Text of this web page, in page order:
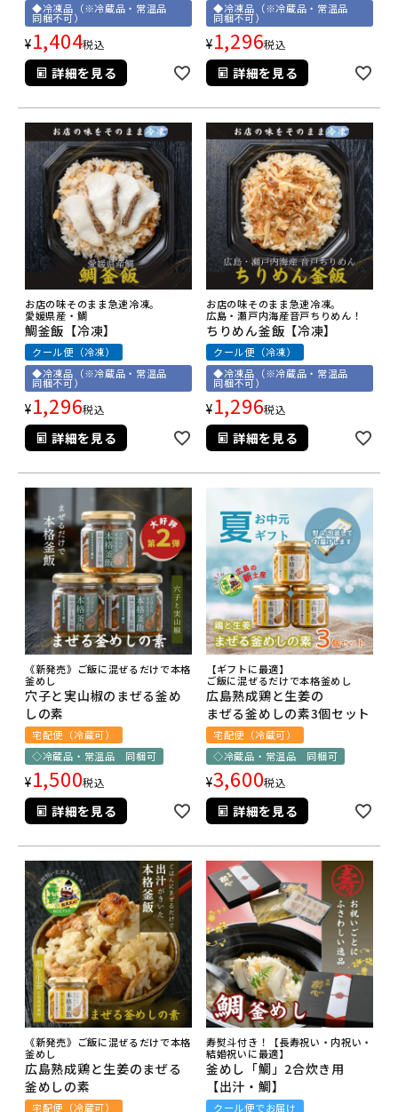
◆冷凍品（※冷蔵品・常温品
同梱不可）
¥1,404税込
詳細を見る
◆冷凍品（※冷蔵品・常温品
同梱不可）
¥1,296税込
詳細を見る
お店の味そのまま急速冷凍。
愛媛県産・鯛
鯛釜飯【冷凍】
クール便（冷凍）
◆冷凍品（※冷蔵品・常温品
同梱不可）
¥1,296税込
詳細を見る
お店の味そのまま急速冷凍。
広島・瀬戸内海産音戸ちりめん！
ちりめん釜飯【冷凍】
クール便（冷凍）
◆冷凍品（※冷蔵品・常温品
同梱不可）
¥1,296税込
詳細を見る
《新発売》ご飯に混ぜるだけで本格
釜めし
穴子と実山椒のまぜる釜め
しの素
宅配便（冷蔵可）
◇冷蔵品・常温品 同梱可
¥1,500税込
詳細を見る
【ギフトに最適】
ご飯に混ぜるだけで本格釜めし
広島熟成鶏と生姜の
まぜる釜めしの素3個セット
宅配便（冷蔵可）
◇冷蔵品・常温品 同梱可
¥3,600税込
詳細を見る
《新発売》ご飯に混ぜるだけで本格
釜めし
広島熟成鶏と生姜のまぜる
釜めしの素
宅配便（冷蔵可）
寿熨斗付き！【長寿祝い・内祝い・
結婚祝いに最適】
釜めし「鯛」2合炊き用
【出汁・鯛】
クール便でお届け